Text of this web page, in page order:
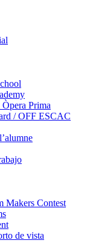
Prima
/ OFF ESCAC
Makers Contest
de vista